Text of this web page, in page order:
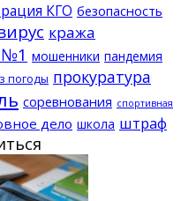
КГО безопасность
кража
мошенники пандемия
погоды прокуратура
соревнования спортивная
дело школа штраф